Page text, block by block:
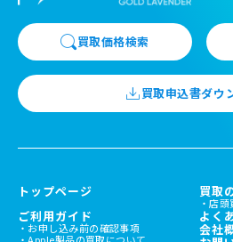
買取価格検索
買取申込書ダウ
トップページ 買取
店頭
ご利用ガイド
お申し込み前の確認事項
よく
会社